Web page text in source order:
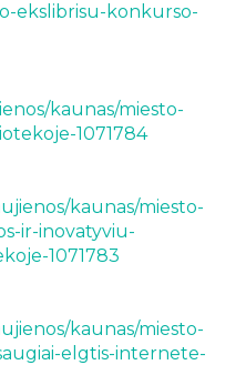
ekslibrisu-konkurso-
kaunas/miesto-
1071784
kaunas/miesto-
ir-inovatyviu-
1071783
kaunas/miesto-
elgtis-internete-